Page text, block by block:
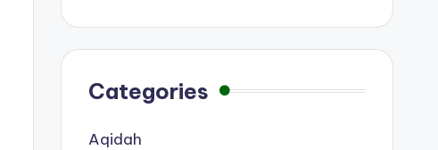
Categories
Aqidah